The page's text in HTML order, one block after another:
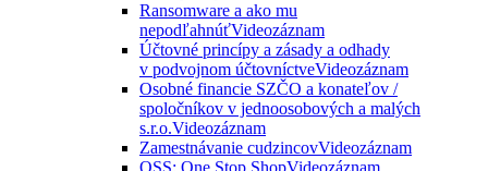
Ransomware a ako mu
nepodľahnúťVideozáznam
Účtovné princípy a zásady a odhady
v podvojnom účtovníctveVideozáznam
Osobné financie SZČO a konateľov /
spoločníkov v jednoosobových a malých
s.r.o.Videozáznam
Zamestnávanie cudzincovVideozáznam
OSS: One Stop ShopVideozáznam